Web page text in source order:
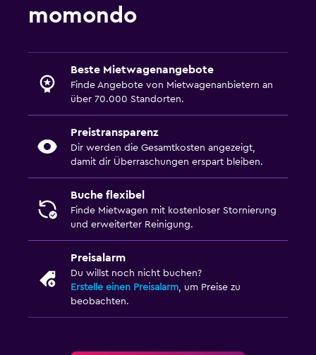
momondo
Beste Mietwagenangebote
Finde Angebote von Mietwagenanbietern an
über 70.000 Standorten.
Preistransparenz
Dir werden die Gesamtkosten angezeigt,
damit dir Überraschungen erspart bleiben.
Buche flexibel
Finde Mietwagen mit kostenloser Stornierung
und erweiterter Reinigung.
Preisalarm
Du willst noch nicht buchen?
Erstelle einen Preisalarm, um Preise zu
beobachten.